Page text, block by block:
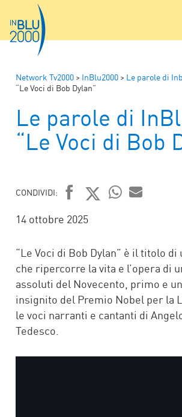
Network Tv2000 > InBlu2000 > Le parole di
“Le Voci di Bob Dylan”
Le parole di
“Le Voci di Bob
CONDIVIDI:
FACEBOOK
TWITTER
14 ottobre 2025
“Le Voci di Bob Dylan” è il titolo
che ripercorre la vita e l’opera di
assoluti del Novecento, primo e
insignito del Premio Nobel per la
le voci narranti e cantanti di
Tedesco.